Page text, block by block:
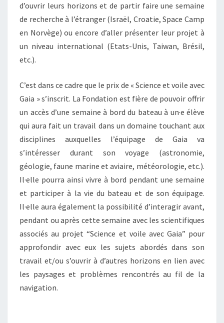
d’ouvrir leurs horizons et de partir faire une semaine
de recherche à l’étranger (Israël, Croatie, Space Camp
en Norvège) ou encore d’aller présenter leur projet à
un niveau international (Etats-Unis, Taiwan, Brésil,
etc.).
C’est dans ce cadre que le prix de « Science et voile avec
Gaia » s’inscrit. La Fondation est fière de pouvoir offrir
un accès d’une semaine à bord du bateau à un·e élève
qui aura fait un travail dans un domaine touchant aux
disciplines auxquelles l’équipage de Gaia va
s’intéresser durant son voyage (astronomie,
géologie, faune marine et aviaire, météorologie, etc.).
Il·elle pourra ainsi vivre à bord pendant une semaine
et participer à la vie du bateau et de son équipage.
Il·elle aura également la possibilité d’interagir avant,
pendant ou après cette semaine avec les scientifiques
associés au projet “Science et voile avec Gaia” pour
approfondir avec eux les sujets abordés dans son
travail et/ou s’ouvrir à d’autres horizons en lien avec
les paysages et problèmes rencontrés au fil de la
navigation.